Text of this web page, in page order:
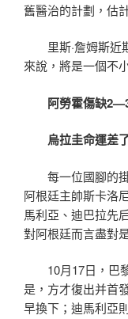
舊醫治的計劃，估
里斯·詹姆斯
來說，將是一個不
阿勞霍傷缺
烏拉圭命運差
每一位國腳的
阿根廷主帥斯卡洛
馬利亞、迪巴拉先
對阿根廷而言盡對
10月17日，巴
是，方才復出并首
早換下；迪馬利亞